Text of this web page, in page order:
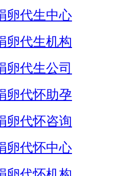
卵代生中心
卵代生机构
卵代生公司
卵代怀助孕
卵代怀咨询
卵代怀中心